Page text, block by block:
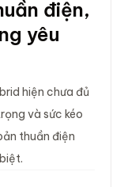
điện,
yêu
hiện chưa đủ
và sức kéo
thuần điện